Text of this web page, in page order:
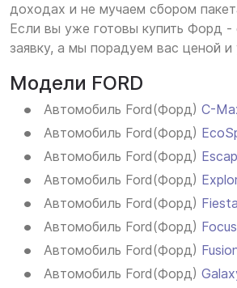
доходах и не мучаем сбором
Если вы уже готовы купить Форд -
заявку, а мы порадуем вас ценой и
Модели FORD
Автомобиль Ford(Форд) C-
Автомобиль Ford(Форд)
Автомобиль Ford(Форд)
Автомобиль Ford(Форд)
Автомобиль Ford(Форд) Fiesta
Автомобиль Ford(Форд) Focus
Автомобиль Ford(Форд)
Автомобиль Ford(Форд)